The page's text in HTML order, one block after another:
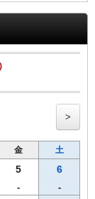
ント
承下さい。
>
金 土
5
-
6
-